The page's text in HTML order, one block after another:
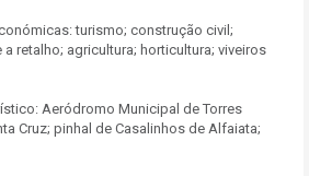
turismo; construção civil;
retalho; agricultura; horticultura; viveiros
Aeródromo Municipal de Torres
Cruz; pinhal de Casalinhos de Alfaiata;